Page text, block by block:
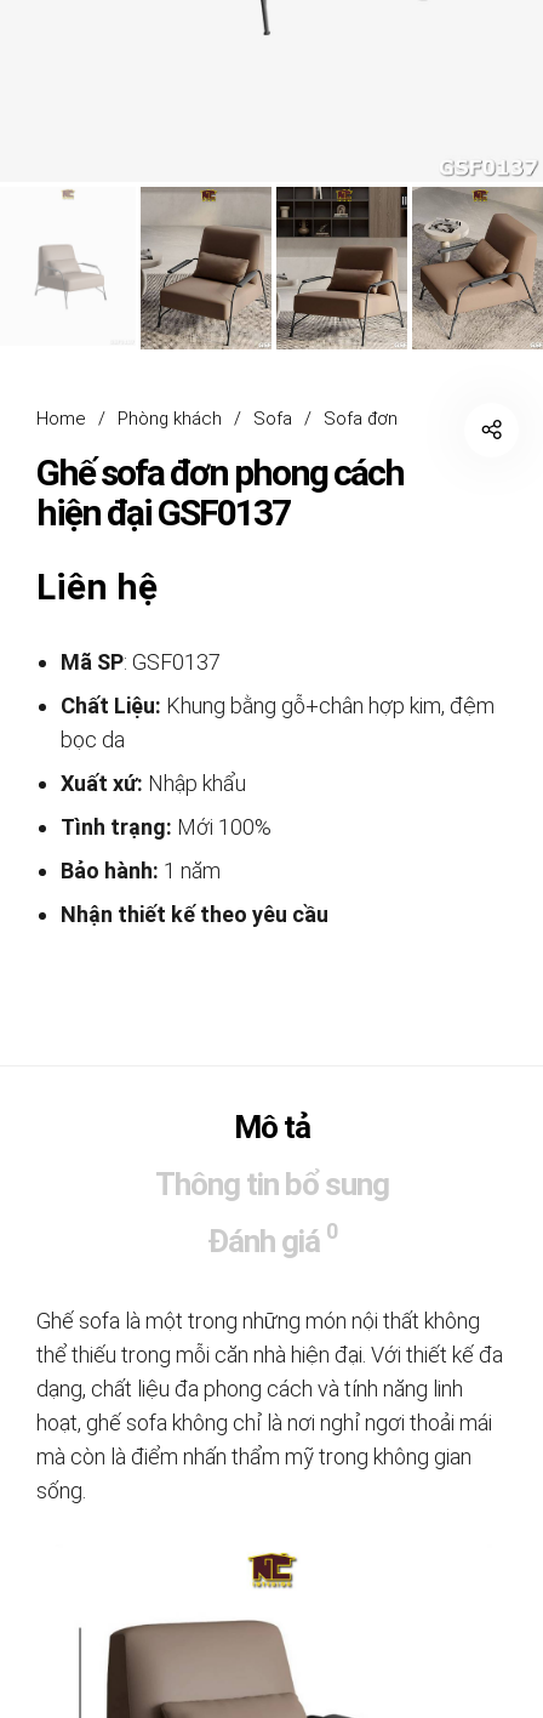
Home / Phòng khách / Sofa / Sofa đơn
Ghế sofa đơn phong cách
hiện đại GSF0137
Liên hệ
Mã SP: GSF0137
Chất Liệu: Khung bằng gỗ+chân hợp kim, đệm
bọc da
Xuất xứ: Nhập khẩu
Tình trạng: Mới 100%
Bảo hành: 1 năm
Nhận thiết kế theo yêu cầu
Mô tả
Thông tin bổ sung
Đánh giá 0
Ghế sofa là một trong những món nội thất không
thể thiếu trong mỗi căn nhà hiện đại. Với thiết kế đa
dạng, chất liệu đa phong cách và tính năng linh
hoạt, ghế sofa không chỉ là nơi nghỉ ngơi thoải mái
mà còn là điểm nhấn thẩm mỹ trong không gian
sống.